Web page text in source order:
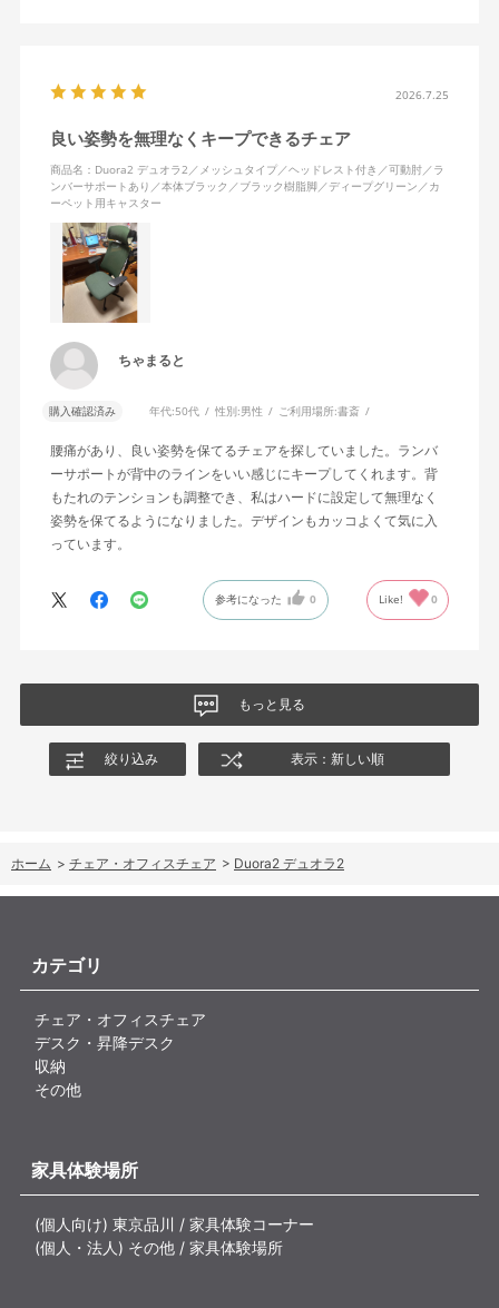
2026.7.25
良い姿勢を無理なくキープできるチェア
商品名：Duora2 デュオラ2／メッシュタイプ／ヘッドレスト付き／可動肘／ラ
ンバーサポートあり／本体ブラック／ブラック樹脂脚／ディープグリーン／カ
ーペット用キャスター
ちゃまると
購入確認済み 年代:50代 性別:男性 ご利用場所:書斎
腰痛があり、良い姿勢を保てるチェアを探していました。ランバ
ーサポートが背中のラインをいい感じにキープしてくれます。背
もたれのテンションも調整でき、私はハードに設定して無理なく
姿勢を保てるようになりました。デザインもカッコよくて気に入
っています。
参考になった 0 Like! 0
もっと見る
絞り込み 表示：新しい順
ホーム > チェア・オフィスチェア > Duora2 デュオラ2
カテゴリ
チェア・オフィスチェア
デスク・昇降デスク
収納
その他
家具体験場所
(個人向け) 東京品川 / 家具体験コーナー
(個人・法人) その他 / 家具体験場所